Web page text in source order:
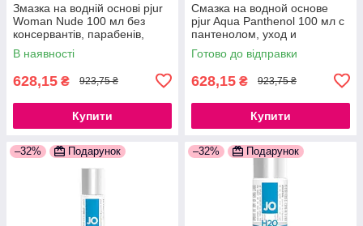
Змазка на водній основі pjur
Woman Nude 100 мл без
консервантів, парабенів,
гліцерину 777Store.com.ua
В наявності
628,15 ₴ 923,75 ₴
Купити
Смазка на водной основе
pjur Aqua Panthenol 100 мл с
пантенолом, уход и
увлажнение 777Store.com.ua
Готово до відправки
628,15 ₴ 923,75 ₴
Купити
–32% Подарунок –32% Подарунок